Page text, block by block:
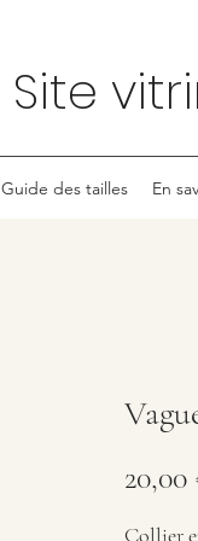
Site
Guide des tailles En
20,00
Collier